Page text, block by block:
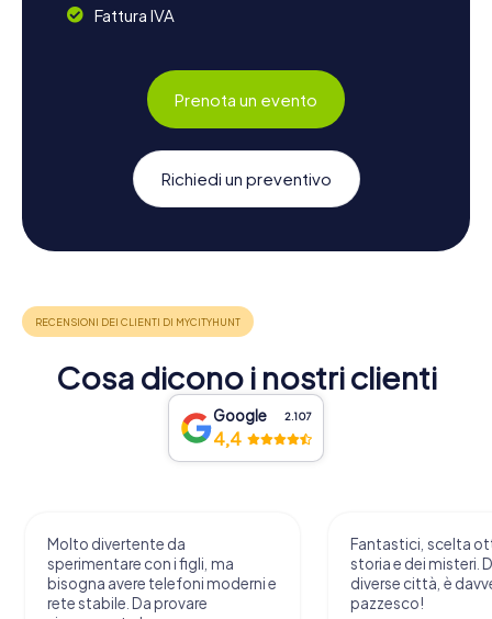
Fattura IVA
Prenota un evento
Richiedi un preventivo
Cosa dicono i nostri clienti
Google 2.107
4,4
e
Fantastici, scelta ottimale della
storia e dei misteri. Disponibile in
diverse città, è davvero
pazzesco!
Caccia
stato